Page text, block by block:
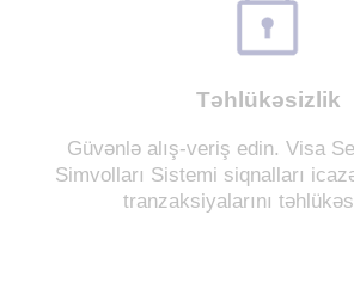
Təhlükəsizlik
Güvənlə alış-veriş edin. Visa
Simvolları Sistemi siqnalları
tranzaksiyalarını